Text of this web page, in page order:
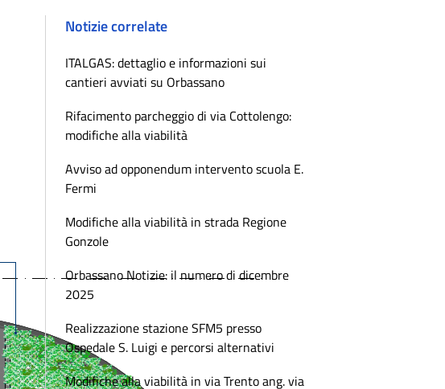
Notizie correlate
ITALGAS: dettaglio e informazioni sui
cantieri avviati su Orbassano
Rifacimento parcheggio di via Cottolengo:
modifiche alla viabilità
Avviso ad opponendum intervento scuola E.
Fermi
Modifiche alla viabilità in strada Regione
Gonzole
Orbassano Notizie: il numero di dicembre
2025
Realizzazione stazione SFM5 presso
Ospedale S. Luigi e percorsi alternativi
Modifiche alla viabilità in via Trento ang. via